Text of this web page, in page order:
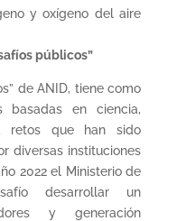
y oxígeno del aire
públicos”
de ANID, tiene como
basadas en ciencia,
retos que han sido
diversas instituciones
2022 el Ministerio de
desarrollar un
y generación